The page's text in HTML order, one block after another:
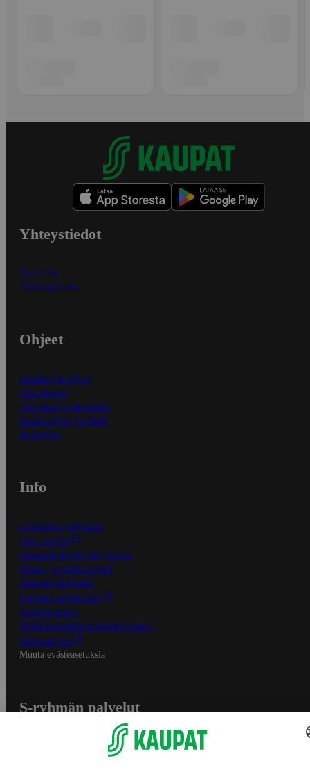
Yhteystiedot
Myymälät
Asiakaspalvelu
Ohjeet
Ensitilaajan ohjeet
Näin maksat
Näin tilaat ja muokkaat
Kaikki ohjeet ja vinkit
In English
Info
S-Business yrityksille
Oiva-raportit
Osuuskauppojen yhteystiedot
Tilaus- ja toimitusehdot
Tietosuojakäytäntö
Palvelun käyttöehdot
Saavutettavuus
Mobiilisovelluksen saavutettavuus
Mainostajalle
Muuta evästeasetuksia
S-ryhmän palvelut